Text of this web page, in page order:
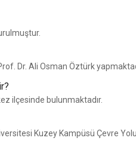
Dr. Ali Osman Öztürk
ilçesinde bulunmaktadır.
Kuzey Kampüsü Çevre Yolu